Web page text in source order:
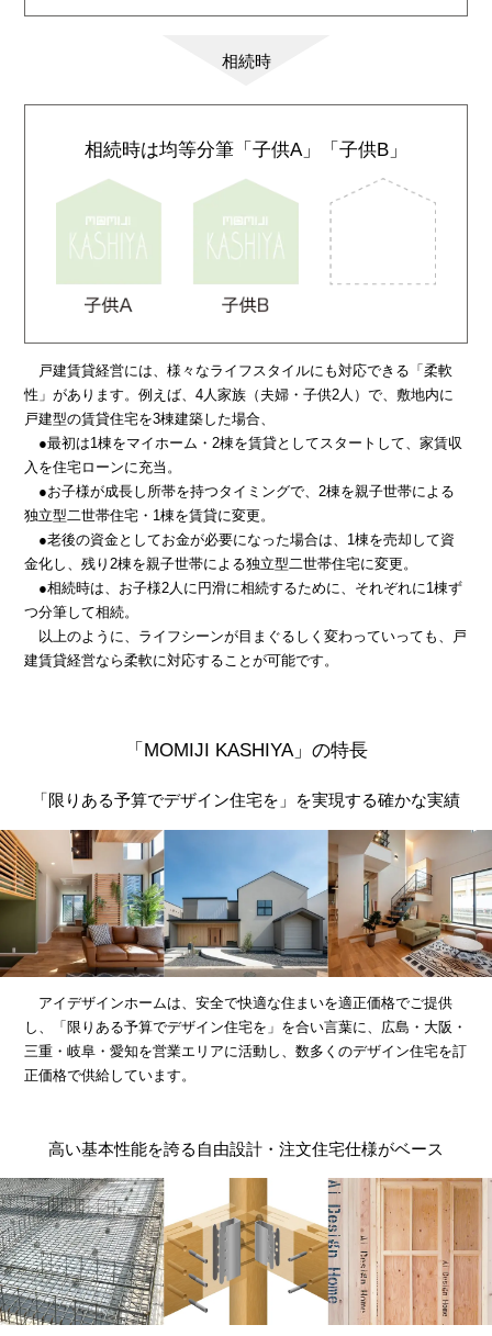
相続時
相続時は均等分筆 「子供A」 「子供B」
戸建賃貸経営には、様々なライフスタイルにも対応できる「柔軟
性」があります。例えば、4人家族（夫婦・子供2人）で、敷地内に
戸建型の賃貸住宅を3棟建築した場合、
●最初は1棟をマイホーム・2棟を賃貸としてスタートして、家賃収
入を住宅ローンに充当。
●お子様が成長し所帯を持つタイミングで、2棟を親子世帯による
独立型二世帯住宅・1棟を賃貸に変更。
●老後の資金としてお金が必要になった場合は、1棟を売却して資
金化し、残り2棟を親子世帯による独立型二世帯住宅に変更。
●相続時は、お子様2人に円滑に相続するために、それぞれに1棟ず
つ分筆して相続。
以上のように、ライフシーンが目まぐるしく変わっていっても、戸
建賃貸経営なら柔軟に対応することが可能です。
「MOMIJI KASHIYA」の特長
「限りある予算でデザイン住宅を」を実現する確かな実績
アイデザインホームは、安全で快適な住まいを適正価格でご提供
し、「限りある予算でデザイン住宅を」を合い言葉に、広島・大阪・
三重・岐阜・愛知を営業エリアに活動し、数多くのデザイン住宅を訂
正価格で供給しています。
高い基本性能を誇る自由設計・注文住宅仕様がベース